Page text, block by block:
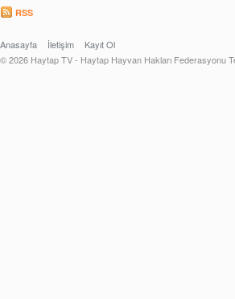
RSS
Anasayfa İletişim
Kayıt Ol
© 2026 Haytap TV - Haytap Hayvan Hakları Federasyonu